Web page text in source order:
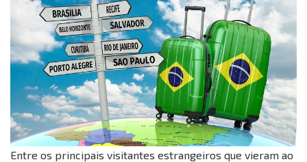
Entre os principais visitantes estrangeiros que vieram ao